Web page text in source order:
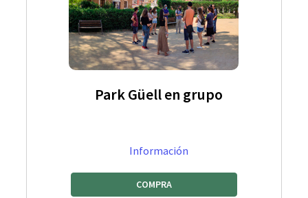
Park Güell en grupo
Información
COMPRA